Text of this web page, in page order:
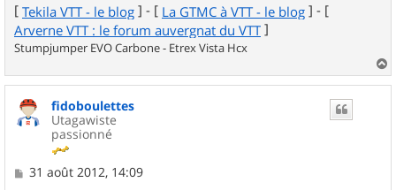
[ Tekila VTT - le blog ] - [ La GTMC à VTT - le blog ] - [
Arverne VTT : le forum auvergnat du VTT ]
Stumpjumper EVO Carbone - Etrex Vista Hcx
a
fidoboulettes
Utagawiste
passionné
M
31 août 2012, 14:09